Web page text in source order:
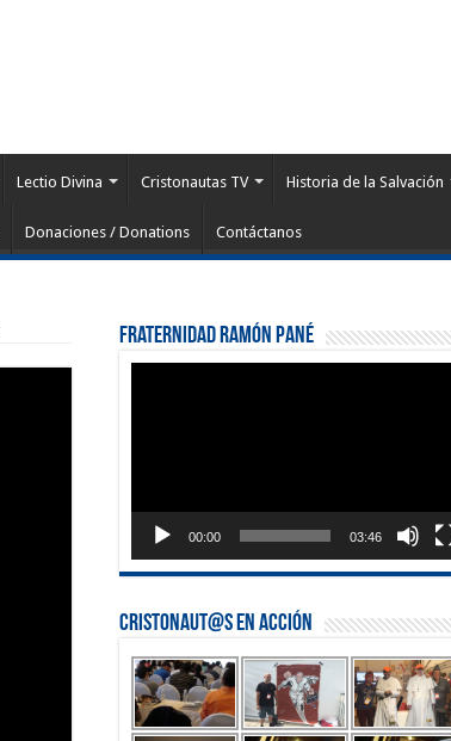
Lectio Divina Cristonautas TV Historia de la Salvación
Donaciones / Donations Contáctanos
Fraternidad Ramón Pané
00:00 03:46
Cristonaut@s en Acción